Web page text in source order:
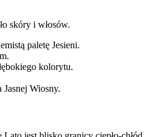
skóry i włosów.
paletę Jesieni.
kolorytu.
Wiosny.